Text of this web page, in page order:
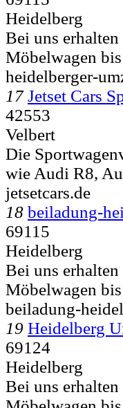
Heidelberg
Bei uns erhalten
Möbelwagen
heidelberger-
17 Jetset Cars
42553
Velbert
Die
wie Audi R8,
jetsetcars.de
18 beiladung-
69115
Heidelberg
Bei uns erhalten
Möbelwagen
beiladung-
19 Heidelberg
69124
Heidelberg
Bei uns erhalten